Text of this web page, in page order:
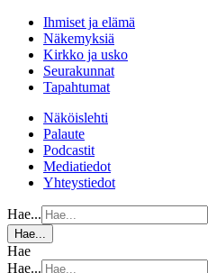
Ihmiset ja elämä
Näkemyksiä
Kirkko ja usko
Seurakunnat
Tapahtumat
Näköislehti
Palaute
Podcastit
Mediatiedot
Yhteystiedot
Hae...
Hae...
Hae
Hae...